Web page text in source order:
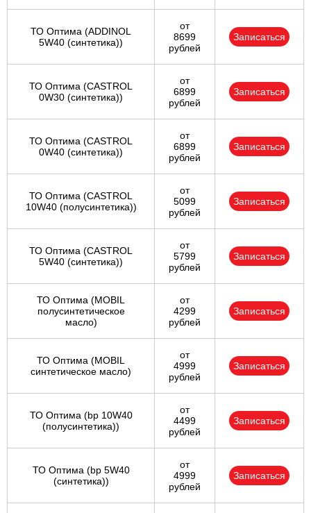
ТО Оптима (ADDINOL
5W40 (синтетика))
от
8699
рублей
Записаться
ТО Оптима (CASTROL
0W30 (синтетика))
от
6899
рублей
Записаться
ТО Оптима (CASTROL
0W40 (синтетика))
от
6899
рублей
Записаться
ТО Оптима (CASTROL
10W40 (полусинтетика))
от
5099
рублей
Записаться
ТО Оптима (CASTROL
5W40 (синтетика))
от
5799
рублей
Записаться
ТО Оптима (MOBIL
полусинтетическое
масло)
от
4299
рублей
Записаться
ТО Оптима (MOBIL
синтетическое масло)
от
4999
рублей
Записаться
ТО Оптима (bp 10W40
(полусинтетика))
от
4499
рублей
Записаться
ТО Оптима (bp 5W40
(синтетика))
от
4999
рублей
Записаться